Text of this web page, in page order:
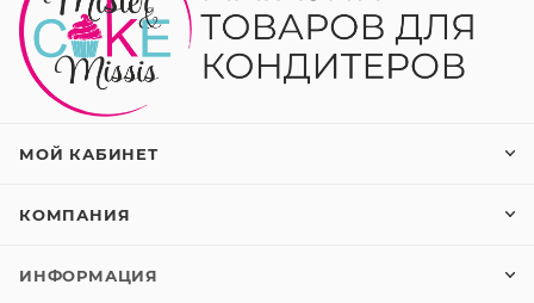
МОЙ КАБИНЕТ
КОМПАНИЯ
ИНФОРМАЦИЯ